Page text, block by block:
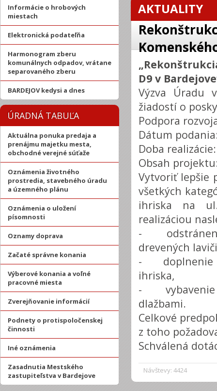
Informácie o hrobových
miestach
Elektronická podateľňa
Harmonogram zberu
komunálnych odpadov, vrátane
separovaného zberu
BARDEJOV kedysi a dnes
ÚRADNÁ TABUĽA
Aktuálna ponuka predaja a
prenájmu majetku mesta,
obchodné verejné súťaže
Oznámenia životného
prostredia, stavebného úradu
a územného plánu
Oznámenia o uložení
písomnosti
Oznamy doprava
Začaté správne konania
Výberové konania a voľné
pracovné miesta
Zverejňovanie informácií
Podnety o protispoločenskej
činnosti
Iné oznámenia
Zasadnutia Mestského
zastupiteľstva v Bardejove
AKTUALITY
Návštevy: 4424
D9 v
Výzva Úradu
žiadostí o
Podpora
Dátum
Doba
Obsah
Vytvoriť lepšie
všetkých
ihriska na
realizáciou
-
drevených
- doplnenie o
ihriska,
- vybavenie
dlažbami.
Celkové
z toho
Schválená